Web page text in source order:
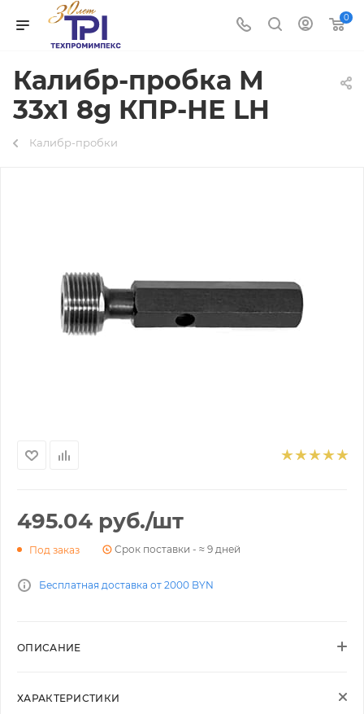
0
Калибр-пробка М
33х1 8g КПР-НЕ LH
Калибр-пробки
495.04 руб./шт
Под заказ Срок поставки - ≈ 9 дней
Бесплатная доставка от 2000 BYN
ОПИСАНИЕ
ХАРАКТЕРИСТИКИ